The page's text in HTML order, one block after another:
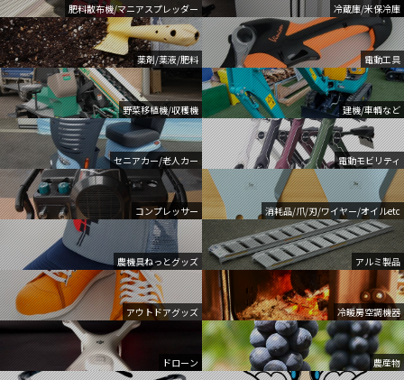
肥料散布機/マニアスプレッダー 冷蔵庫/米保冷庫
薬剤/薬液/肥料 電動工具
野菜移植機/収穫機 建機/車輌など
セニアカー/老人カー 電動モビリティ
コンプレッサー 消耗品/爪/刃/ワイヤー/オイルetc
農機具ねっとグッズ アルミ製品
アウトドアグッズ 冷暖房空調機器
ドローン 農産物